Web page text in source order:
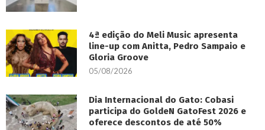
4ª edição do Meli Music apresenta
line-up com Anitta, Pedro Sampaio e
Gloria Groove
05/08/2026
Dia Internacional do Gato: Cobasi
participa do GoldeN GatoFest 2026 e
oferece descontos de até 50%